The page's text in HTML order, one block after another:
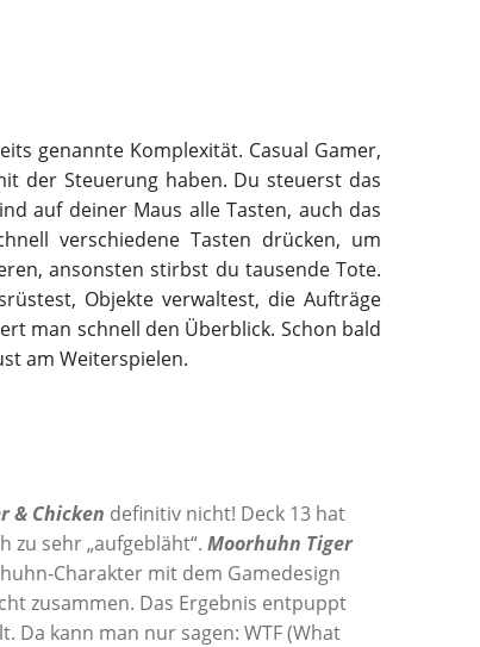
genannte Komplexität. Casual Gamer,
der Steuerung haben. Du steuerst das
auf deiner Maus alle Tasten, auch das
verschiedene Tasten drücken, um
ansonsten stirbst du tausende Tote.
Objekte verwaltest, die Aufträge
man schnell den Überblick. Schon bald
am Weiterspielen.
& Chicken definitiv nicht! Deck 13 hat
zu sehr „aufgebläht“. Moorhuhn Tiger
Charakter mit dem Gamedesign
zusammen. Das Ergebnis entpuppt
Da kann man nur sagen: WTF (What